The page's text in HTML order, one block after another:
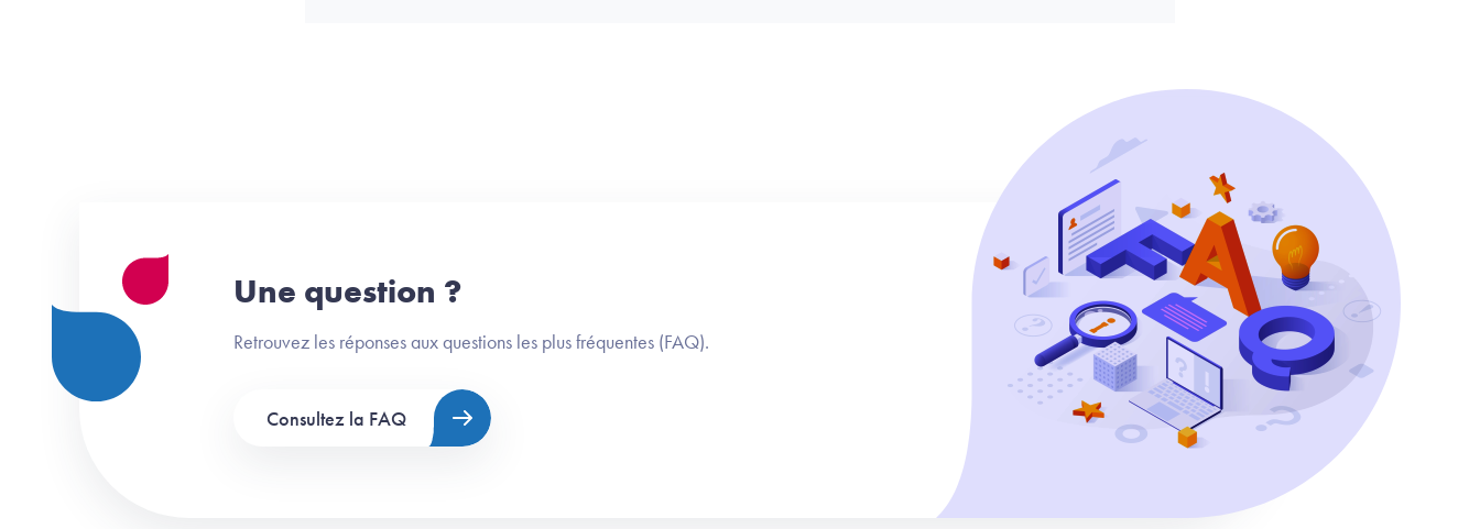
Une question ?
Retrouvez les réponses aux questions les plus fréquentes (FAQ).
Consultez la FAQ